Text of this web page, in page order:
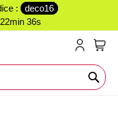
:
deco16
35s